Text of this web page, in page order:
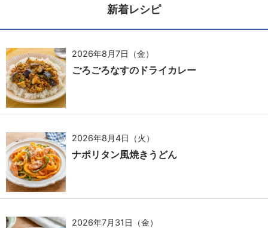
新着レシピ
2026年8月7日（金）
ごろごろなすのドライカレー
2026年8月4日（火）
ナポリタン風焼きうどん
2026年7月31日（金）